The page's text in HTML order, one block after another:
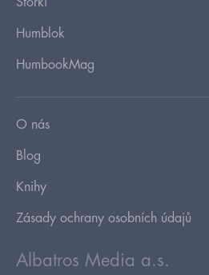
Humblok
HumbookMag
O nás
Blog
Knihy
Zásady ochrany osobních údajů
Albatros Media a.s.